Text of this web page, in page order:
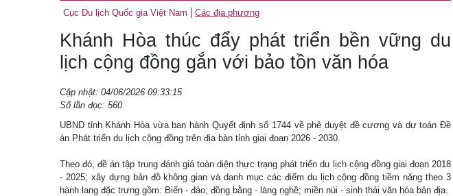
Cục Du lịch Quốc gia Việt Nam
Các địa phương
Khánh Hòa thúc đẩy phát triển bền vững du
lịch cộng đồng gắn với bảo tồn văn hóa
Cập nhật: 04/06/2026 09:33:15
Số lần đọc: 560
UBND tỉnh Khánh Hòa vừa ban hành Quyết định số 1744 về phê duyệt đề cương và dự toán Đề
án Phát triển du lịch cộng đồng trên địa bàn tỉnh giai đoạn 2026 - 2030.
Theo đó, đề án tập trung đánh giá toàn diện thực trạng phát triển du lịch cộng đồng giai đoạn 2018
- 2025; xây dựng bản đồ không gian và danh mục các điểm du lịch cộng đồng tiềm năng theo 3
hành lang đặc trưng gồm: Biển - đảo; đồng bằng - làng nghề; miền núi - sinh thái văn hóa bản địa.